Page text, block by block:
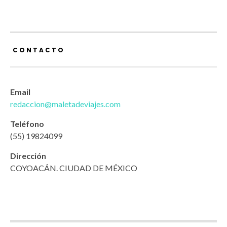
CONTACTO
Email
redaccion@maletadeviajes.com
Teléfono
(55) 19824099
Dirección
COYOACÁN. CIUDAD DE MÉXICO